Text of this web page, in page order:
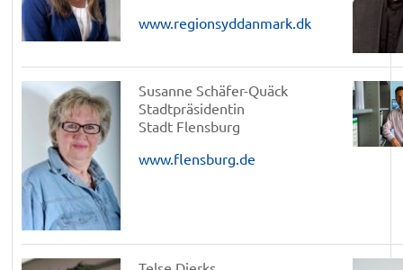
www.regionsyddanmark.dk
Susanne Schäfer-Quäck
Stadtpräsidentin
Stadt Flensburg
www.flensburg.de